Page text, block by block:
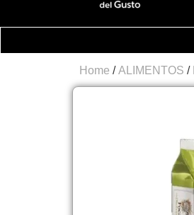
Home /ALIMENTOS /